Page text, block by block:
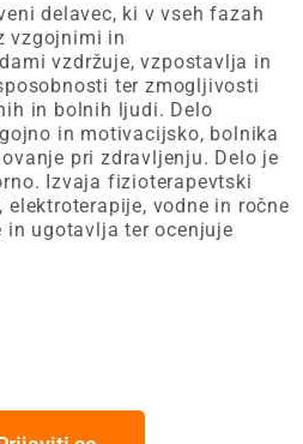
delavec, ki v vseh fazah
vzgojnimi in
vzdržuje, vzpostavlja in
ter zmogljivosti
in bolnih ljudi. Delo
in motivacijsko, bolnika
pri zdravljenju. Delo je
Izvaja fizioterapevtski
vodne in ročne
ugotavlja ter ocenjuje